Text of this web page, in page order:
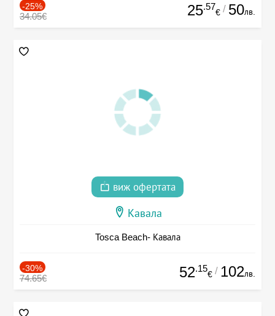
-25%
34.05€ 25.57
€ / 50лв.
виж офертата
Кавала
Tosca Beach- Кавала
-30%
74.65€ 52.15
€ / 102лв.